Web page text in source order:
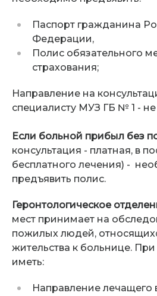
Паспорт гражданина
Федерации,
Полис обязательного
страхования;
Направление на
специалисту МУЗ ГБ № 1 -
Если больной прибыл без
консультация - платная, в
бесплатного лечения) -
предъявить полис.
Геронтологическое
мест принимает на
пожилых людей,
жительства к больнице.
иметь:
Направление лечащего